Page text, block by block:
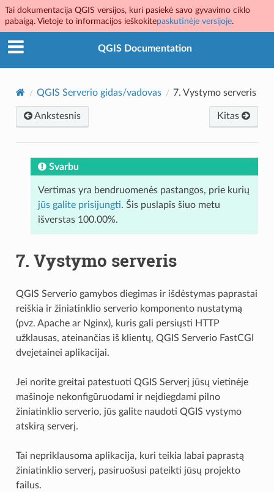
Tai dokumentacija QGIS versijos, kuri pasiekė savo gyvavimo ciklo
pabaigą. Vietoje to informacijos ieškokitepaskutinėje versijoje.
QGIS Documentation
QGIS Serverio gidas/vadovas 7. Vystymo serveris
Ankstesnis Kitas
Svarbu
Vertimas yra bendruomenės pastangos, prie kurių
jūs galite prisijungti. Šis puslapis šiuo metu
išverstas 100.00%.
7. Vystymo serveris
QGIS Serverio gamybos diegimas ir išdėstymas paprastai
reiškia ir žiniatinklio serverio komponento nustatymą
(pvz. Apache ar Nginx), kuris gali persiųsti HTTP
užklausas, ateinančias iš klientų, QGIS Serverio FastCGI
dvejetainei aplikacijai.
Jei norite greitai patestuoti QGIS Serverį jūsų vietinėje
mašinoje nekonfigūruodami ir neįdiegdami pilno
žiniatinklio serverio, jūs galite naudoti QGIS vystymo
atskirą serverį.
Tai nepriklausoma aplikacija, kuri teikia labai paprastą
žiniatinklio serverį, pasiruošusi pateikti jūsų projekto
failus.